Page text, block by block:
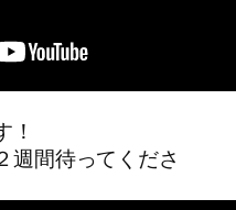
！
週間待ってくださ